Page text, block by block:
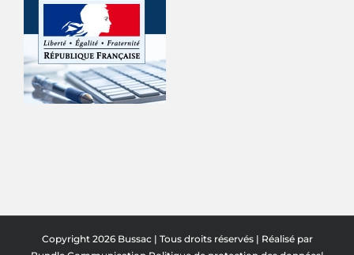
Copyright 2026 Bussac | Tous droits réservés | Réalisé par